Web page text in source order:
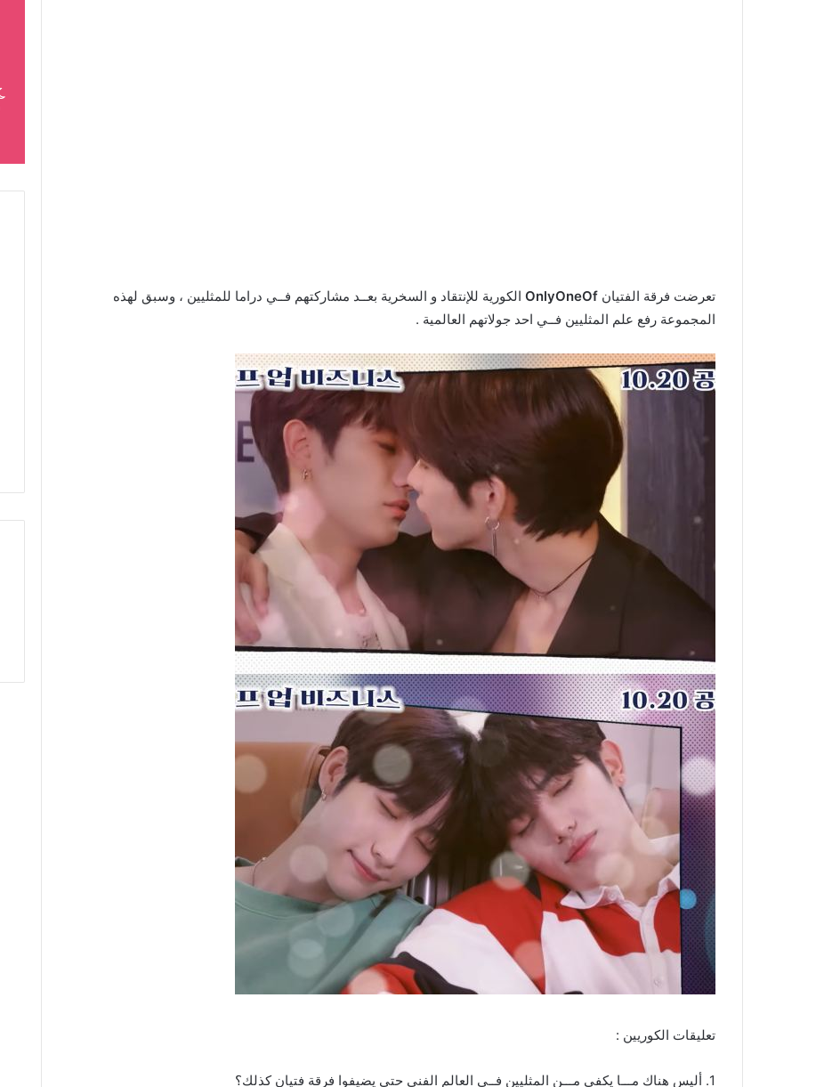
تعرضت فرقة الفتيانOnlyOneOf الكورية للإنتقاد و السخرية بعــد مشاركتهم فــي دراما للمثليين ، وسبق لهذه
المجموعة رفع علم المثليين فــي احد جولاتهم العالمية .
تعليقات الكوريين :
1. أليس هناك مـــا يكفي مـــن المثليين فــي العالم الفني حتى يضيفوا فرقة فتيان كذلك؟